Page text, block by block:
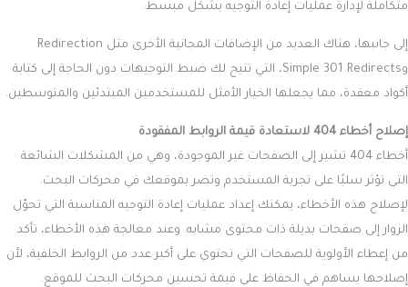
متكاملة لإدارة عمليات إعادة التوجيه بشكل مبسط.
إلى جانبها، هناك العديد من الإضافات المجانية الأخرى مثل Redirection
وSimple 301 Redirects، التي تتيح لك ضبط التوجيهات دون الحاجة إلى كتابة
أكواد معقدة، مما يجعلها الخيار الأمثل للمستخدمين المبتدئين والمتوسطين.
إصلاح أخطاء 404 لاستعادة قيمة الروابط المفقودة
أخطاء 404 تشير إلى الصفحات غير الموجودة، وهي من المشكلات الشائعة
التي تؤثر سلبًا على تجربة المستخدم وتضر بموقعك في محركات البحث.
لإصلاح هذه الأخطاء، يمكنك إعداد عمليات إعادة التوجيه المناسبة التي تحوّل
الزوار إلى صفحات بديلة ذات محتوى مشابه. وعند معالجة هذه الأخطاء، تأكد
من إعطاء الأولوية للصفحات التي تحتوي على أكبر عدد من الروابط الخلفية، لأن
إصلاحها يساهم في الحفاظ على قيمة تحسين محركات البحث للموقع.